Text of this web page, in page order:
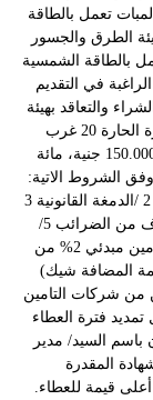
لمبات تعمل بالطاقة
الطرق والجسور
بالطاقة الشمسية
في التقديم
والتعاقد بهيئة
الطرق والجسور و مصارف المياه بمقرها بالثورة الحارة 20 غرب
محطة وقود النيل شارع الوادي بعد سداد مبلغ 150.000 جنية، مائة
الشروط الاتية:
1/ إرفاق شهادة التسجيل من المسجل التجاري 2 /الدمغة القانونية 3
/شهادة إبراء ذمة من الزكاة 4/ شهادة خلو طرف من الضرائب 5/
شهادة تسجيل على القيمة المضافة 6/ إرفاق تامين مبدئي 2% من
المضافة شيك)
من شركات التامين
فترة العطاء
باسم السيد/ مدير
الطرق والجسور ومصارف المياه. 7/ شهادة المقدرة
أو أعلى قيمة للعطاء.